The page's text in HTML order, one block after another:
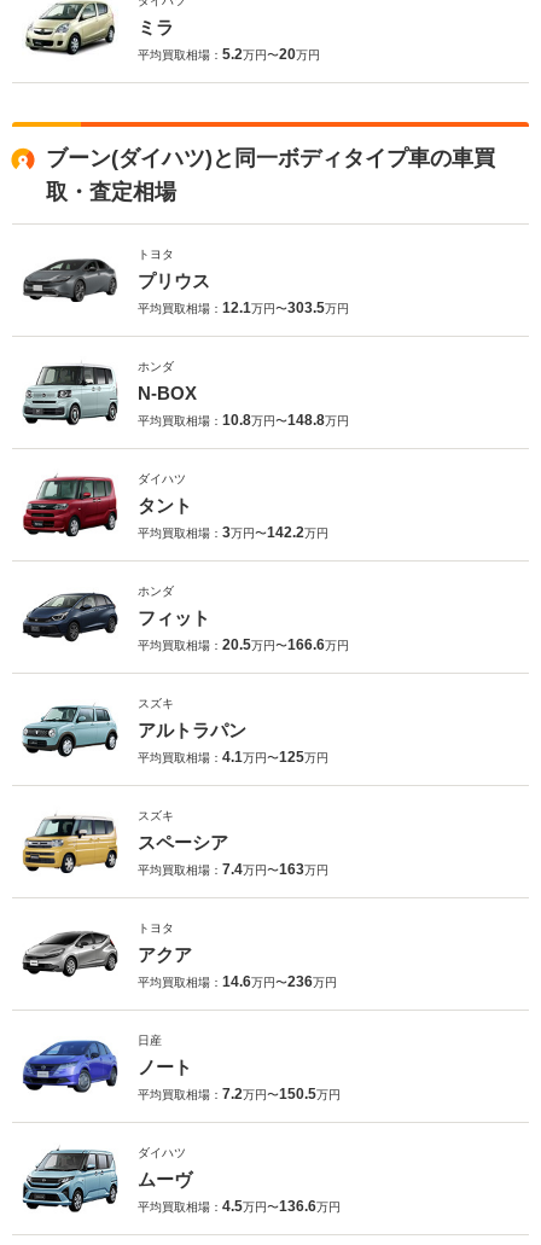
ミラ
平均買取相場： 5.2万円〜20万円
ブーン(ダイハツ)と同一ボディタイプ車の車買
取・査定相場
トヨタ
プリウス
平均買取相場： 12.1万円〜303.5万円
ホンダ
N-BOX
平均買取相場： 10.8万円〜148.8万円
ダイハツ
タント
平均買取相場： 3万円〜142.2万円
ホンダ
フィット
平均買取相場： 20.5万円〜166.6万円
スズキ
アルトラパン
平均買取相場： 4.1万円〜125万円
スズキ
スペーシア
平均買取相場： 7.4万円〜163万円
トヨタ
アクア
平均買取相場： 14.6万円〜236万円
日産
ノート
平均買取相場： 7.2万円〜150.5万円
ダイハツ
ムーヴ
平均買取相場： 4.5万円〜136.6万円